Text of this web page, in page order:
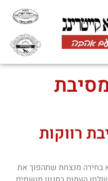
רווקות
בחירה מנצחת שתהפוך את